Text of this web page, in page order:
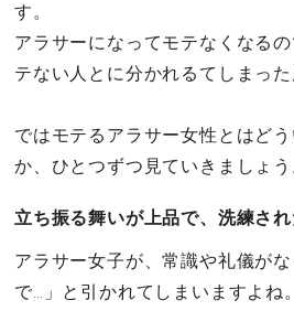
す。
アラサーになってモテなくなる
テない人とに分かれるてしまった
ではモテるアラサー女性とはど
か、ひとつずつ見ていきましょう
立ち振る舞いが上品で、洗練さ
アラサー女子が、常識や礼儀が
で…」と引かれてしまいますよね